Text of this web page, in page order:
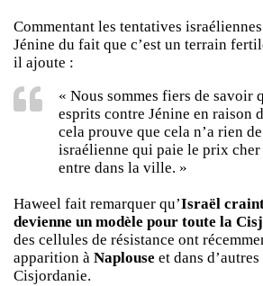
Commentant les tentatives
Jénine du fait que c’est un terrain
il ajoute :
« Nous sommes fiers de savoir
esprits contre Jénine en raison
cela prouve que cela n’a rien
israélienne qui paie le prix cher
entre dans la ville. »
Haweel fait remarquer qu’Israël craint
devienne un modèle pour toute la
des cellules de résistance ont
apparition à Naplouse et dans
Cisjordanie.